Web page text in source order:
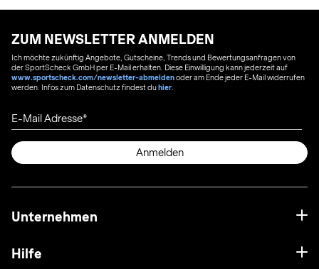
ZUM NEWSLETTER ANMELDEN
Ich möchte zukünftig Angebote, Gutscheine, Trends und Bewertungsanfragen von
der SportScheck GmbH per E-Mail erhalten. Diese Einwilligung kann jederzeit auf
www.sportscheck.com/newsletter-abmeldenoder am Ende jeder E-Mail widerrufen
werden. Infos zum Datenschutz findest duhier
E-Mail Adresse
Anmelden
Unternehmen
Hilfe